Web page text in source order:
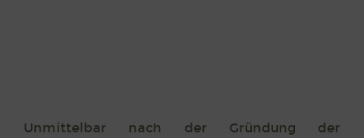
Unmittelbar nach der Gründung der